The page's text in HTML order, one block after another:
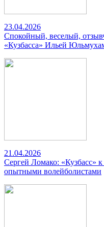
23.04.2026
Спокойный, веселый,
«Кузбасса» Ильей
21.04.2026
Сергей Ломако: «Кузбасс»
опытными волейболистами